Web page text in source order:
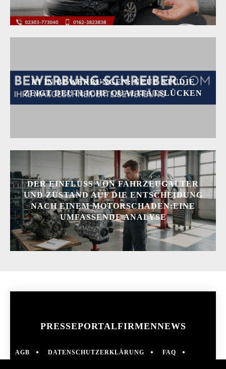
KI IN BEWERBUNGEN: NEUE STUDIE
ZEIGT DEUTLICHE QUALITÄTSLÜCKEN
DER EINFLUSS VON FAHRZEUGALTER
UND ZUSTAND AUF DIE ENTSCHEIDUNG
NACH EINEM MOTORSCHADEN:EINE
UMFASSENDE ANALYSE
PRESSEPORTALFIRMENNEWS
AGB DATENSCHUTZERKLÄRUNG
FAQ